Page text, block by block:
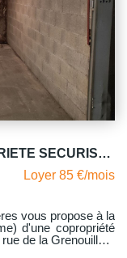
A LOUER GARAGE DANS COPROPRIETE SECURISEE
Loyer 85 €/mois
vous propose à la
d'une copropriété
de la Grenouillère